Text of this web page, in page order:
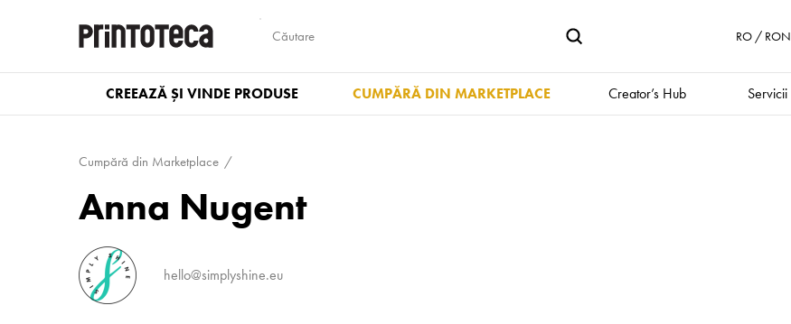
RO /
CREEAZĂ ȘI VINDE PRODUSE CUMPĂRĂ DIN MARKETPLACE Creator’s Hub Servicii
Cumpără din Marketplace
Anna Nugent
hello@simplyshine.eu